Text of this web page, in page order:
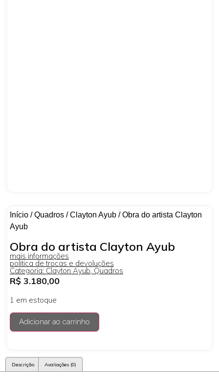
Início /Quadros /Clayton Ayub / Obra do artista Clayton
Ayub
Obra do artista Clayton Ayub
mais informações
politica de trocas e devoluções
Categoria: Clayton Ayub, Quadros
R$ 3.180,00
1 em estoque
Adicionar ao carrinho
Descrição Avaliações (0)